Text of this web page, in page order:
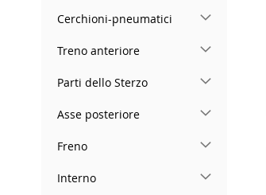
Cerchioni-pneumatici
Treno anteriore
Parti dello Sterzo
Asse posteriore
Freno
Interno